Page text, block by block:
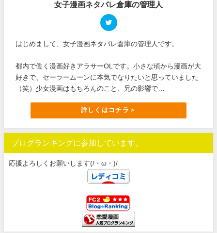
女子漫画ネタバレ倉庫の管理人
はじめまして、女子漫画ネタバレ倉庫の管理人です。
都内で働く漫画好きアラサーOLです。小さな頃から漫画が大
好きで、セーラームーンに本気でなりたいと思っていました
（笑）少女漫画はもちろんのこと、兄の影響で…
詳しくはコチラ＞
ブログランキングに参加しています。
応援よろしくお願いします(/・ω・)/